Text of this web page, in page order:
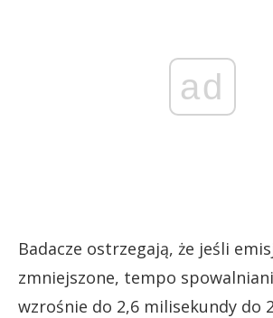
ad
Badacze ostrzegają, że jeśli
zmniejszone, tempo
wzrośnie do 2,6 milisekundy do